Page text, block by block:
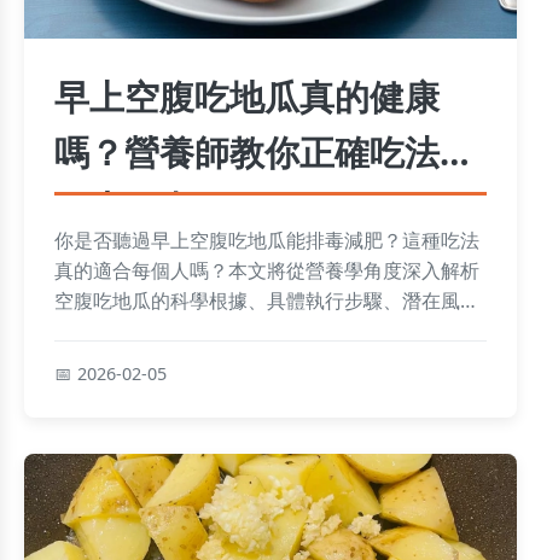
早上空腹吃地瓜真的健康
嗎？營養師教你正確吃法與
三大好處
你是否聽過早上空腹吃地瓜能排毒減肥？這種吃法
真的適合每個人嗎？本文將從營養學角度深入解析
空腹吃地瓜的科學根據、具體執行步驟、潛在風
2026-02-05